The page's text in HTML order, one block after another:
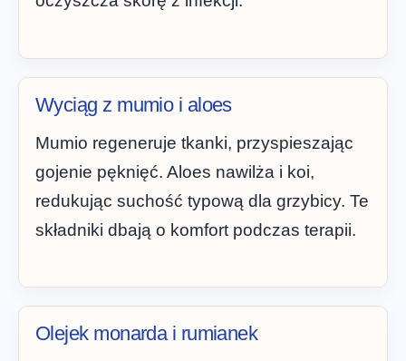
Wyciąg z mumio i aloes
Mumio regeneruje tkanki, przyspieszając
gojenie pęknięć. Aloes nawilża i koi,
redukując suchość typową dla grzybicy. Te
składniki dbają o komfort podczas terapii.
Olejek monarda i rumianek